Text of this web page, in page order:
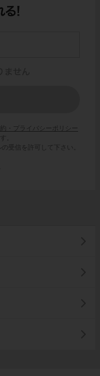
・プライバシーポリシー
。
受信を許可して下さい。